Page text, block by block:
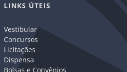
LINKS ÚTEIS
Vestibular
Concursos
Licitações
Dispensa
Bolsas e Convênios